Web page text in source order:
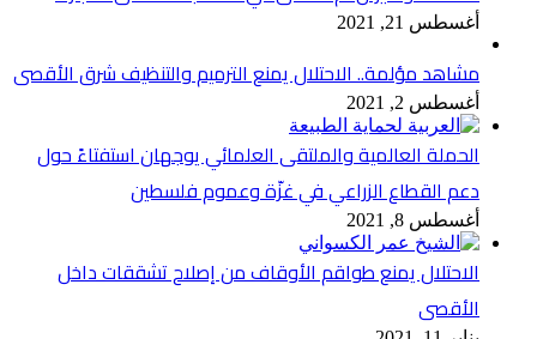
أغسطس 21, 2021
مشاهد مؤلمة.. الاحتلال يمنع الترميم والتنظيف شرق الأقصى
أغسطس 2, 2021
الحملة العالمية والملتقى العلمائي يوجهان استفتاءً حول
دعم القطاع الزراعي في غزّة وعموم فلسطين
أغسطس 8, 2021
الاحتلال يمنع طواقم الأوقاف من إصلاح تشققات داخل
الأقصى